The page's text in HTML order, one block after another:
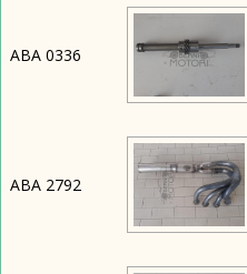
ABA 0336
ABA 2792